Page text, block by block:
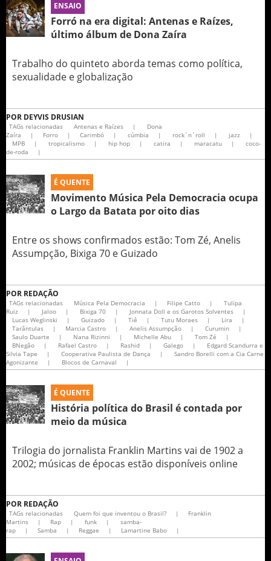
ENSAIO
Forró na era digital: Antenas e Raízes,
último álbum de Dona Zaíra
Trabalho do quinteto aborda temas como política,
sexualidade e globalização
POR DEYVIS DRUSIAN
TAGs relacionadas Antenas e Raízes |
Dona
Zaíra
| Forro | Carimbó | cúmbia | rock´n´roll | jazz
|
MPB
| tropicalismo | hip hop | catira | maracatu |
coco-
de-roda
|
É QUENTE
Movimento Música Pela Democracia ocupa
o Largo da Batata por oito dias
Entre os shows confirmados estão: Tom Zé, Anelis
Assumpção, Bixiga 70 e Guizado
POR REDAÇÃO
TAGs relacionadas Música Pela Democracia | Filipe Catto |
Tulipa
Ruiz
| Jaloo | Bixiga 70 | Jonnata Doll e os Garotos Solventes
|
Lucas Weglinski
| Guizado | Tiê | Tutu Moraes | Lira
|
Tarântulas
| Marcia Castro | Anelis Assumpção | Curumin
|
Saulo Duarte
| Nana Rizinni | Michelle Abu | Tom Zé
|
BNegão
| Rafael Castro | Rashid | Galego |
Edgard Scandurra e
Silvia Tape
| Cooperativa Paulista de Dança |
Sandro Borelli com a Cia Carne
Agonizante
| Blocos de Carnaval |
É QUENTE
História política do Brasil é contada por
meio da música
Trilogia do jornalista Franklin Martins vai de 1902 a
2002; músicas de épocas estão disponíveis online
POR REDAÇÃO
TAGs relacionadas Quem foi que inventou o Brasil? |
Franklin
Martins
| Rap | funk |
samba-
rap
| Samba | Reggae | Lamartine Babo |